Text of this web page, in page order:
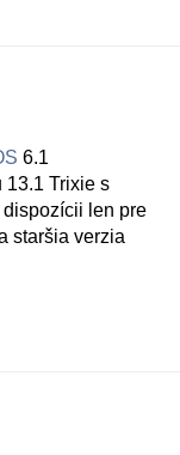
6.1
13.1 Trixie s
len pre
staršia verzia